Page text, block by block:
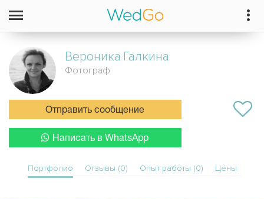
Вероника Галкина
Фотограф
Отправить сообщение
Написать в WhatsApp
Портфолио Отзывы (0) Опыт работы (0) Цены